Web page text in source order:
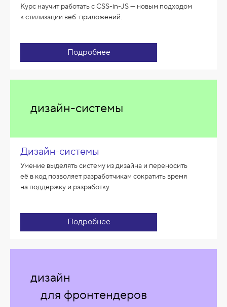
Курс научит работать с CSS-in-JS — новым подходом
к стилизации веб-приложений.
Подробнее
дизайн-системы
Дизайн-системы
Умение выделять систему из дизайна и переносить
её в код позволяет разработчикам сократить время
на поддержку и разработку.
Подробнее
дизайн
для фронтендеров